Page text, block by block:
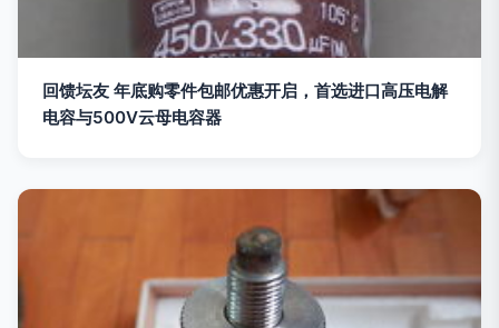
回馈坛友 年底购零件包邮优惠开启，首选进口高压电解
电容与500V云母电容器